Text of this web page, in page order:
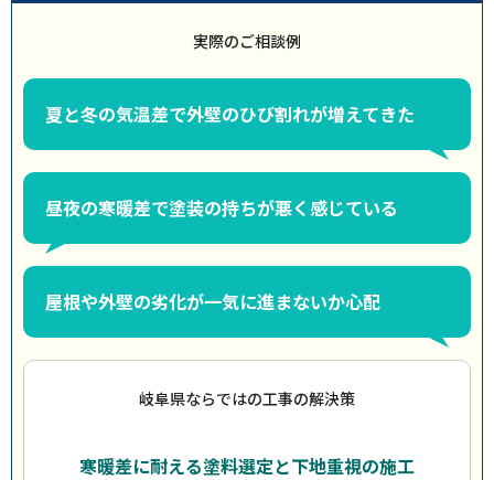
実際のご相談例
夏と冬の気温差で外壁のひび割れが増えてきた
昼夜の寒暖差で塗装の持ちが悪く感じている
屋根や外壁の劣化が一気に進まないか心配
岐阜県ならではの工事の解決策
寒暖差に耐える塗料選定と下地重視の施工